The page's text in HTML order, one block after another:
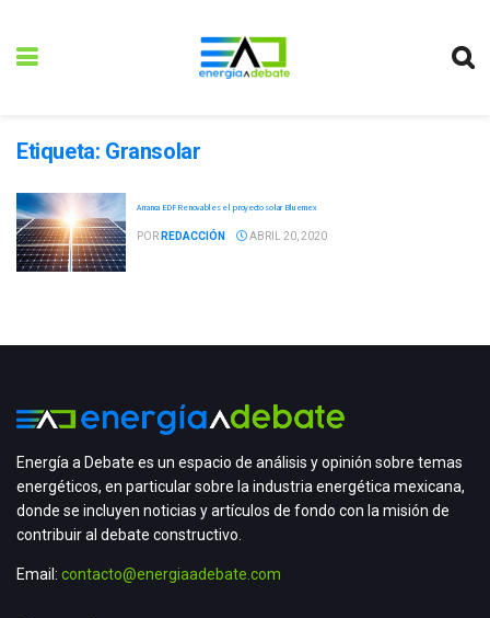
Etiqueta: Gransolar
Arranca EDF Renovables el proyecto solar Bluemex
POR REDACCIÓN ABRIL 20, 2020
Energía a Debate es un espacio de análisis y opinión sobre temas
energéticos, en particular sobre la industria energética mexicana,
donde se incluyen noticias y artículos de fondo con la misión de
contribuir al debate constructivo.
Email: contacto@energiaadebate.com